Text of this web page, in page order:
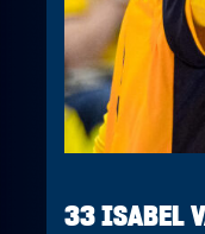
33 ISABEL